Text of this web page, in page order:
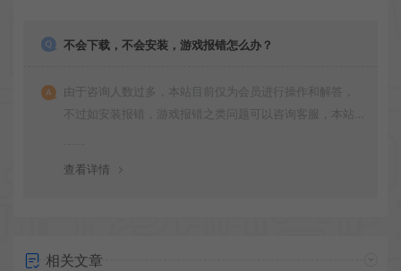
不会下载，不会安装，游戏报错怎么办？
由于咨询人数过多，本站目前仅为会员进行操作和解答，
不过如安装报错，游戏报错之类问题可以咨询客服，本站
查看详情
相关文章